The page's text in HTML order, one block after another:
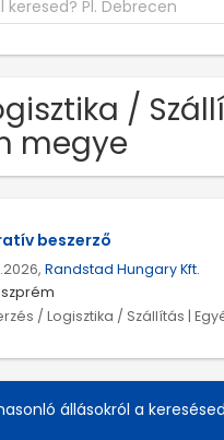
/
megye
beszerző
Randstad Hungary Kft.
/ Logisztika / Szállítás |
állásokról a